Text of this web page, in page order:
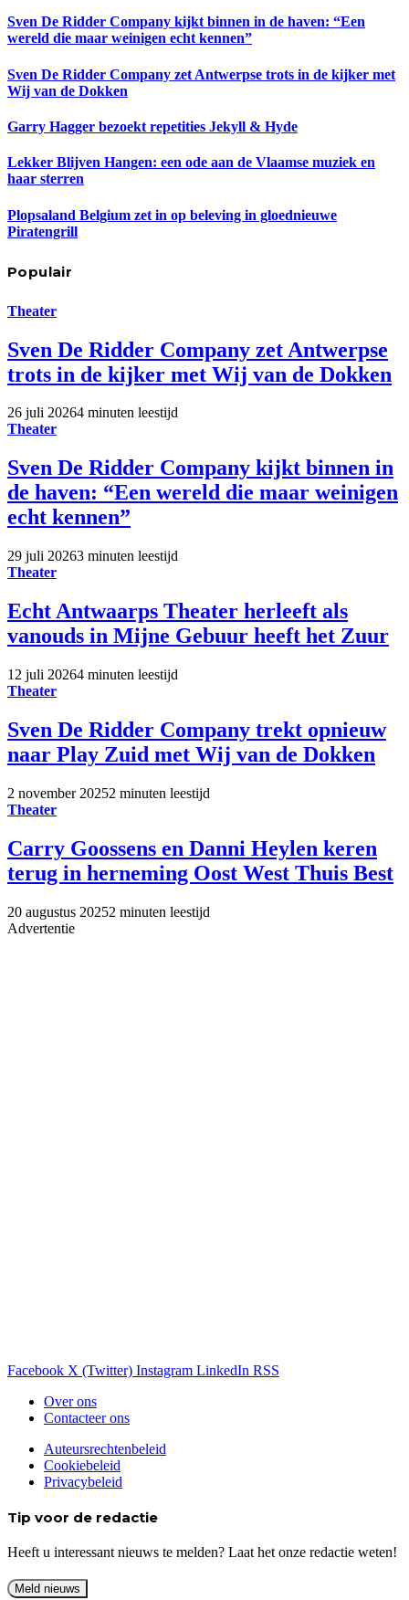
Sven De Ridder Company kijkt binnen in de haven: “Een
wereld die maar weinigen echt kennen”
Sven De Ridder Company zet Antwerpse trots in de kijker met
Wij van de Dokken
Garry Hagger bezoekt repetities Jekyll & Hyde
Lekker Blijven Hangen: een ode aan de Vlaamse muziek en
haar sterren
Plopsaland Belgium zet in op beleving in gloednieuwe
Piratengrill
Populair
Theater
Sven De Ridder Company zet Antwerpse
trots in de kijker met Wij van de Dokken
26 juli 20264 minuten leestijd
Theater
Sven De Ridder Company kijkt binnen in
de haven: “Een wereld die maar weinigen
echt kennen”
29 juli 20263 minuten leestijd
Theater
Echt Antwaarps Theater herleeft als
vanouds in Mijne Gebuur heeft het Zuur
12 juli 20264 minuten leestijd
Theater
Sven De Ridder Company trekt opnieuw
naar Play Zuid met Wij van de Dokken
2 november 20252 minuten leestijd
Theater
Carry Goossens en Danni Heylen keren
terug in herneming Oost West Thuis Best
20 augustus 20252 minuten leestijd
Advertentie
Facebook X (Twitter) Instagram LinkedIn RSS
Over ons
Contacteer ons
Auteursrechtenbeleid
Cookiebeleid
Privacybeleid
Tip voor de redactie
Heeft u interessant nieuws te melden? Laat het onze redactie weten!